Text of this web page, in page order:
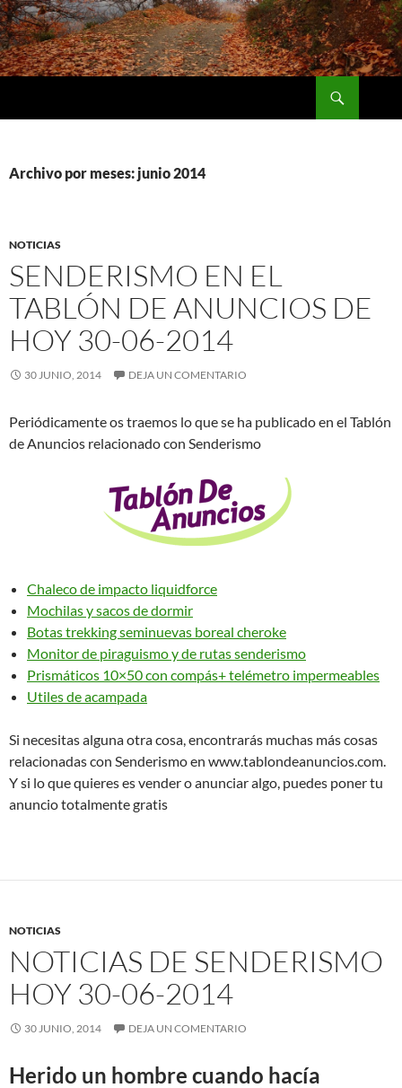
Saltar
al
contenido
Archivo por meses: junio 2014
NOTICIAS
SENDERISMO EN EL
TABLÓN DE ANUNCIOS DE
HOY 30-06-2014
30 JUNIO, 2014 DEJA UN COMENTARIO
Periódicamente os traemos lo que se ha publicado en el Tablón
de Anuncios relacionado con Senderismo
Chaleco de impacto liquidforce
Mochilas y sacos de dormir
Botas trekking seminuevas boreal cheroke
Monitor de piraguismo y de rutas senderismo
Prismáticos 10×50 con compás+ telémetro impermeables
Utiles de acampada
Si necesitas alguna otra cosa, encontrarás muchas más cosas
relacionadas con Senderismo en www.tablondeanuncios.com.
Y si lo que quieres es vender o anunciar algo, puedes poner tu
anuncio totalmente gratis
NOTICIAS
NOTICIAS DE SENDERISMO
HOY 30-06-2014
30 JUNIO, 2014 DEJA UN COMENTARIO
Herido un hombre cuando hacía